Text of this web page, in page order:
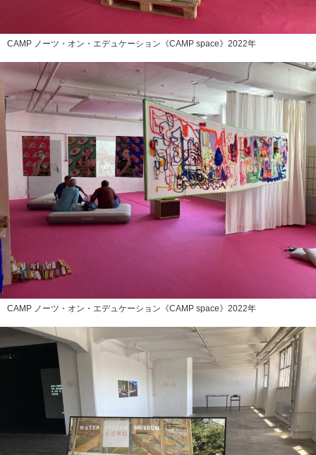
CAMP ノーツ・オン・エデュケーション《CAMP space》2022年
CAMP ノーツ・オン・エデュケーション《CAMP space》2022年